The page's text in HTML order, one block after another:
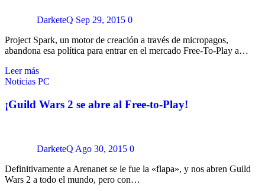
DarketeQ Sep 29, 2015 0
Project Spark, un motor de creación a través de micropagos,
abandona esa política para entrar en el mercado Free-To-Play a…
Leer más
Noticias PC
¡Guild Wars 2 se abre al Free-to-Play!
DarketeQ Ago 30, 2015 0
Definitivamente a Arenanet se le fue la «flapa», y nos abren Guild
Wars 2 a todo el mundo, pero con…